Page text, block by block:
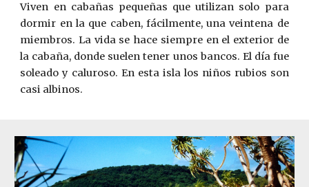
Viven en cabañas pequeñas que utilizan solo para
dormir en la que caben, fácilmente, una veintena de
miembros. La vida se hace siempre en el exterior de
la cabaña, donde suelen tener unos bancos. El día fue
soleado y caluroso. En esta isla los niños rubios son
casi albinos.